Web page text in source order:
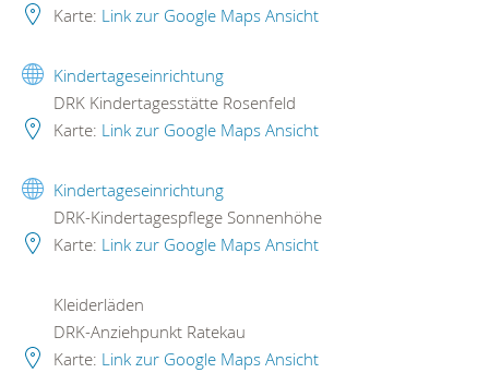
Karte: Link zur Google Maps Ansicht
Kindertageseinrichtung
DRK Kindertagesstätte Rosenfeld
Karte: Link zur Google Maps Ansicht
Kindertageseinrichtung
DRK-Kindertagespflege Sonnenhöhe
Karte: Link zur Google Maps Ansicht
Kleiderläden
DRK-Anziehpunkt Ratekau
Karte: Link zur Google Maps Ansicht